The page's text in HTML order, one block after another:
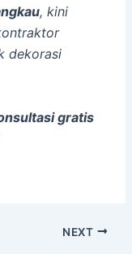
, kini
dekorasi
gratis
NEXT